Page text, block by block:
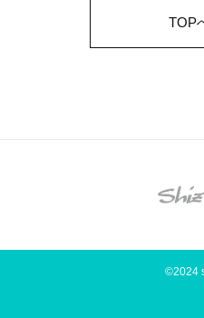
TOP
©2024